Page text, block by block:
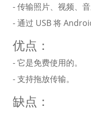
- 传输照片、视频、音
- 通过 USB 将
优点：
- 它是免费使用的。
- 支持拖放传输。
缺点：